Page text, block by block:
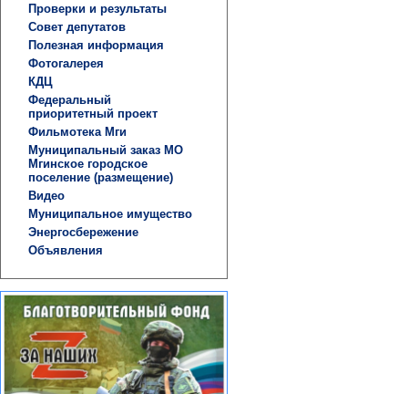
Проверки и результаты
Совет депутатов
Полезная информация
Фотогалерея
КДЦ
Федеральный
приоритетный проект
Фильмотека Мги
Муниципальный заказ МО
Мгинское городское
поселение (размещение)
Видео
Муниципальное имущество
Энергосбережение
Объявления